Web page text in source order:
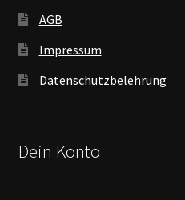
AGB
Impressum
Datenschutzbelehrung
Dein Konto